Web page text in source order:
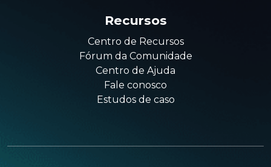
Recursos
Centro de Recursos
Fórum da Comunidade
Centro de Ajuda
Fale conosco
Estudos de caso